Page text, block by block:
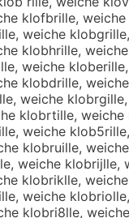
klofbrille,
weiche
klobhrille,
weiche
klobdrille,
weiche
klobrtille, weiche
weiche
klobruille,
weiche klobrijlle,
klobriklle,
weiche
klobri8lle,